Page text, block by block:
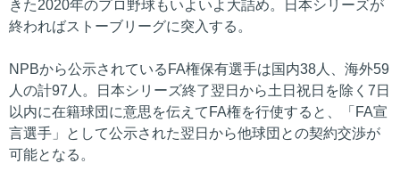
きた2020年のプロ野球もいよいよ大詰め。日本シリーズが
終わればストーブリーグに突入する。
NPBから公示されているFA権保有選手は国内38人、海外59
人の計97人。日本シリーズ終了翌日から土日祝日を除く7日
以内に在籍球団に意思を伝えてFA権を行使すると、「FA宣
言選手」として公示された翌日から他球団との契約交渉が
可能となる。